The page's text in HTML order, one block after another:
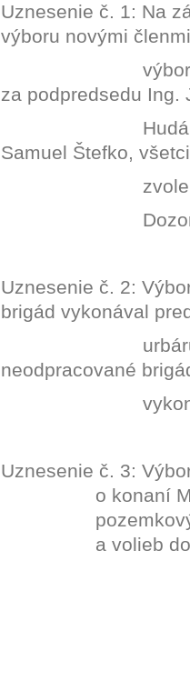
Uznesenie č. 1: Na
výboru novými členmi
za podpredsedu Ing.
Samuel Štefko,
Uznesenie č. 2:
brigád vykonával
neodpracované
Uznesenie č. 3:
o konaní
a volieb